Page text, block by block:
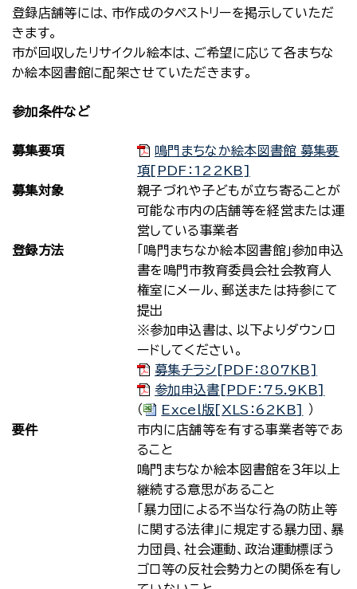
登録店舗等には、市作成のタペストリーを掲示していただ
きます。
市が回収したリサイクル絵本は、ご希望に応じて各まちな
か絵本図書館に配架させていただきます。
参加条件など
募集要項
鳴門まちなか絵本図書館 募集要
項[PDF：122KB]
募集対象
親子づれや子どもが立ち寄ることが
可能な市内の店舗等を経営または運
営している事業者
登録方法
｢鳴門まちなか絵本図書館｣参加申込
書を鳴門市教育委員会社会教育人
権室にメール、郵送または持参にて
提出
※参加申込書は、以下よりダウンロ
ードしてください。
募集チラシ[PDF：807KB]
参加申込書[PDF：75.9KB]
（
Excel版[XLS：62KB]
）
要件
市内に店舗等を有する事業者等であ
ること
鳴門まちなか絵本図書館を３年以上
継続する意思があること
｢暴力団による不当な行為の防止等
に関する法律｣に規定する暴力団、暴
力団員、社会運動、政治運動標ぼう
ゴロ等の反社会勢力との関係を有し